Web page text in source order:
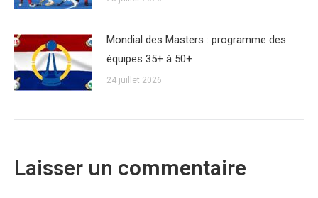
Mondial des Masters : programme des
équipes 35+ à 50+
24 juillet 2026
Laisser un commentaire